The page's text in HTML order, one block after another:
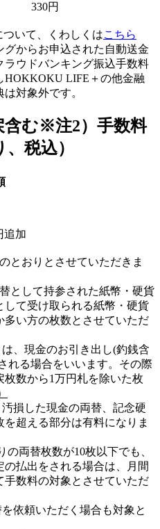
330円
いて、くわしくはこちら
からお申込された自動送金
ラウドバンキング振込手数料
HOKKOKU LIFE＋の他金融
対象外です。
含む※注2）手数料
税込）
追加
とおりとさせていただきま
て持参された紙幣・硬貨
して受け取られる紙幣・硬貨
多い方の枚数とさせていただ
は、現金のお引き出し(釣銭含
れる場合をいいます。その際
数から1万円札を除いた枚
汚損した現金の両替、記念硬
超える部分は有料になりま
の両替枚数が10枚以下でも、
払出をされる場合は、月間
手数料の対象とさせていただ
を依頼いただく場合も対象と